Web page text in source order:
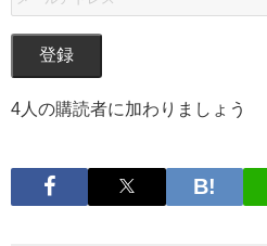
登録
4人の購読者に加わりましょう